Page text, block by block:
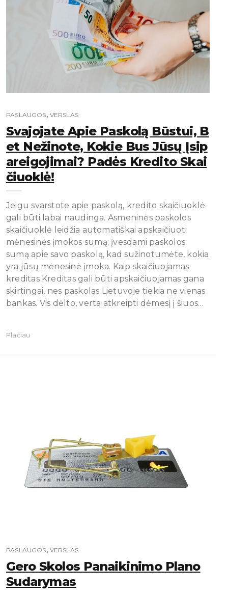
PASLAUGOS, VERSLAS
Svajojate Apie Paskolą Būstui, B
Et Nežinote, Kokie Bus Jūsų Įsip
Areigojimai? Padės Kredito Skai
Čiuoklė!
Jeigu svarstote apie paskolą, kredito skaičiuoklė
gali būti labai naudinga. Asmeninės paskolos
skaičiuoklė leidžia automatiškai apskaičiuoti
mėnesinės įmokos sumą: įvesdami paskolos
sumą apie savo paskolą, kad sužinotumėte, kokia
yra jūsų mėnesinė įmoka. Kaip skaičiuojamas
kreditas Kreditas gali būti apskaičiuojamas gana
skirtingai, nes paskolas Lietuvoje tiekia ne vienas
bankas. Vis dėlto, verta atkreipti dėmesį į šiuos…
Plačiau
PASLAUGOS, VERSLAS
Gero Skolos Panaikinimo Plano
Sudarymas